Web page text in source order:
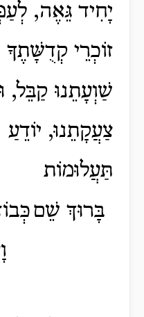
יָחִיד גֵּאֶה,
זוֹכְרֵי קְדֻשָּׁתֶךָ
שַׁוְעָתֵנוּ קַבֵּל,
צַעֲקָתֵנוּ, יוֹדֵעַ
תַּעֲלוּמוֹת
בָּרוּךְ שֵׁם